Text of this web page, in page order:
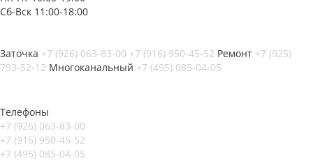
Сб-Вск 11:00-18:00
Заточка +7 (926) 063-83-00 +7 (916) 950-45-52 Ремонт +7 (925)
793-52-12 Многоканальный +7 (495) 085-04-05
Телефоны
+7 (926) 063-83-00
+7 (916) 950-45-52
+7 (495) 085-04-05